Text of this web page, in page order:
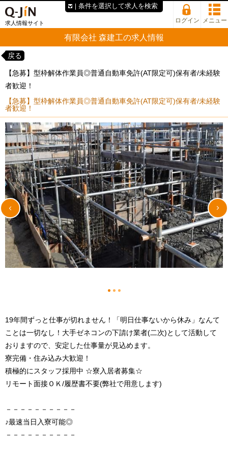
求人情報サイト ログイン メニュー
有限会社 森建工の求人情報
戻る
【急募】型枠解体作業員◎普通自動車免許(AT限定可)保有者/未経験
者歓迎！
【急募】型枠解体作業員◎普通自動車免許(AT限定可)保有者/未経験
者歓迎！
123
19年間ずっと仕事が切れません！「明日仕事ないから休み」なんて
ことは一切なし！大手ゼネコンの下請け業者(二次)として活動して
おりますので、安定した仕事量が見込めます。
寮完備・住み込み大歓迎！
積極的にスタッフ採用中 ☆寮入居者募集☆
リモート面接ＯＫ/履歴書不要(弊社で用意します)
－－－－－－－－－－
♪最速当日入寮可能◎
－－－－－－－－－－
条件を選択して求人を検索